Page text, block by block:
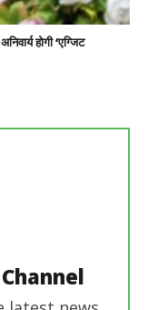
होगी ‘एग्जिट